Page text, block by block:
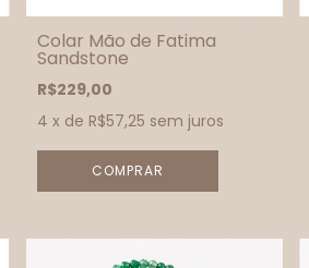
Colar Mão de Fatima
Sandstone
R$229,00
4 x de R$57,25 sem juros